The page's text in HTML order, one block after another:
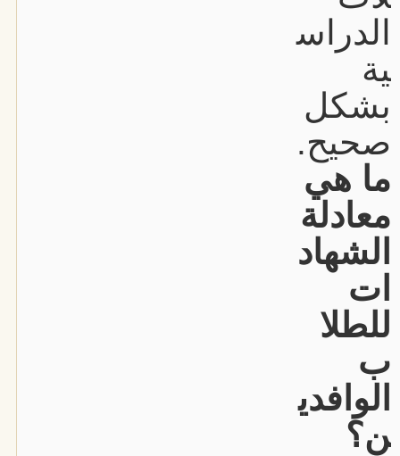
الدراس
ية
بشكل
صحيح.
ما هي
معادلة
الشهاد
ات
للطلا
ب
الوافدي
ن؟